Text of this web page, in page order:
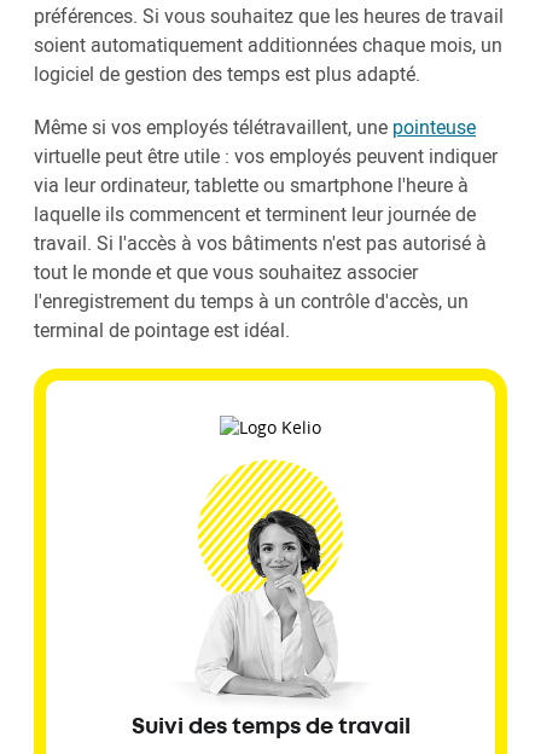
préférences. Si vous souhaitez que les heures de travail
soient automatiquement additionnées chaque mois, un
logiciel de gestion des temps est plus adapté.
Même si vos employés télétravaillent, une pointeuse
virtuelle peut être utile : vos employés peuvent indiquer
via leur ordinateur, tablette ou smartphone l'heure à
laquelle ils commencent et terminent leur journée de
travail. Si l'accès à vos bâtiments n'est pas autorisé à
tout le monde et que vous souhaitez associer
l'enregistrement du temps à un contrôle d'accès, un
terminal de pointage est idéal.
Suivi des temps de travail